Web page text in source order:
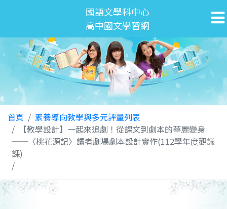
國語文學科中心
高中國文學習網
首頁
素養導向教學與多元評量列表
【教學設計】一起來追劇！從課文到劇本的華麗變身
──〈桃花源記〉讀者劇場劇本設計實作(112學年度觀議
課)